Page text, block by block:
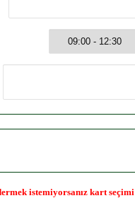
istemiyorsanız kart seçimi